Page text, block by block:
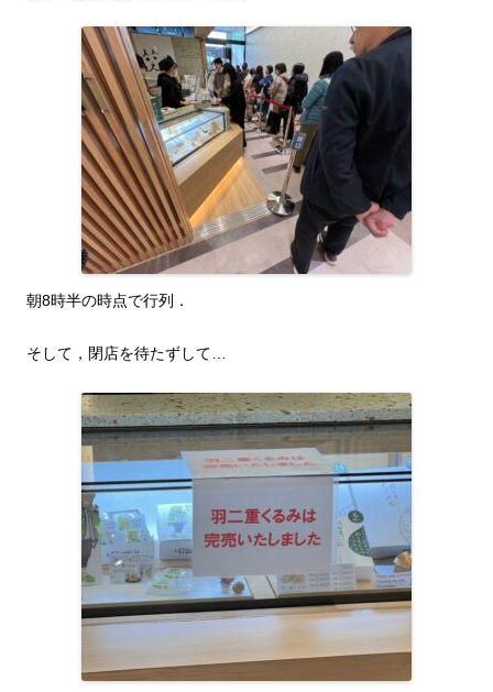
朝8時半の時点で行列．
そして，閉店を待たずして…